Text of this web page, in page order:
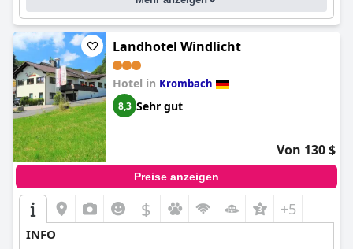
Elektrofahrzeuge, machen es für Familien und Reisende mit
Haustieren attraktiv.
Insgesamt zeichnet sich das
durch eine komfortable, saubere und einladende Umgebung
aus, was es zu einer ausgezeichneten Wahl für einen
erholsamen Zwischenstopp oder einen bequemen
Transitaufenthalt macht.
Landhotel Windlicht
Hotel in Krombach
8,3 Sehr gut
Von 130 $
Preise anzeigen
$ +5
INFO